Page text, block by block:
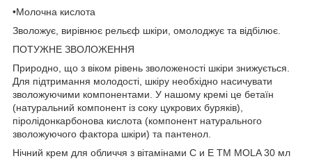
•Молочна кислота
Зволожує, вирівнює рельєф шкіри, омолоджує та відбілює.
ПОТУЖНЕ ЗВОЛОЖЕННЯ
Природно, що з віком рівень зволоженості шкіри знижується.
Для підтримання молодості, шкіру необхідно насичувати
зволожуючими компонентами. У нашому кремі це бетаїн
(натуральний компонент із соку цукрових буряків),
піролідонкарбонова кислота (компонент натурального
зволожуючого фактора шкіри) та пантенол.
Нічний крем для обличчя з вітамінами С и Е TM MOLA 30 мл